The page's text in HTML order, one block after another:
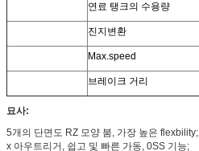
연료 탱크의 수용량
진지변환
Max.speed
브레이크 거리
묘사:
5개의 단면도 RZ 모양 붐, 가장 높은 flexbility;
x 아우트리거, 쉽고 및 빠른 가동, 0SS 기능;